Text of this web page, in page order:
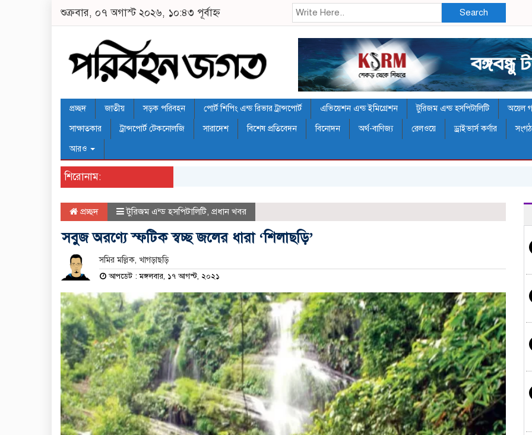
শুক্রবার, ০৭ অগাস্ট ২০২৬, ১০:৪৩ পূর্বাহ্ন Search
প্রচ্ছদ জাতীয় সড়ক পরিবহন পোর্ট শিপিং এন্ড রিভার ট্রান্সপোর্ট এভিয়েশন এন্ড ইমিগ্রেশন টুরিজম এন্ড হসপিটালিটি অয়েল
সাক্ষাতকার
ট্রান্সপোর্ট টেকনোলজি সারাদেশ বিশেষ প্রতিবেদন বিনোদন অর্থ-বাণিজ্য রেলওয়ে ড্রাইভার্স কর্ণার
আরও
শিরোনাম:
প্রচ্ছদ টুরিজম এন্ড হসপিটালিটি, প্রধান খবর
সবুজ অরণ্যে স্ফটিক স্বচ্ছ জলের ধারা ‘শিলাছড়ি’
সমির মল্লিক, খাগড়াছড়ি
আপডেট : মঙ্গলবার, ১৭ আগস্ট, ২০২১